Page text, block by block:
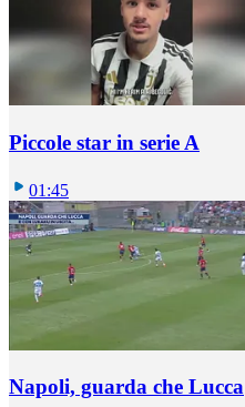
Piccole star in serie A
01:45
Napoli, guarda che Lucca